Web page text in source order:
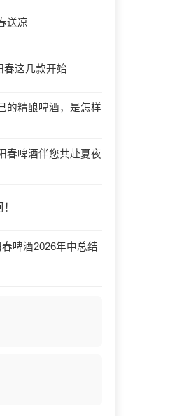
送凉
春这几款开始
的精酿啤酒，是怎样
春啤酒伴您共赴夏夜
啤酒2026年中总结